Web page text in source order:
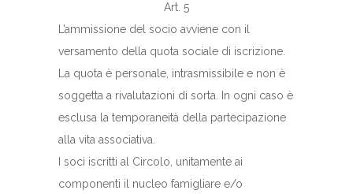
Art. 5
L’ammissione del socio avviene con il
versamento della quota sociale di iscrizione.
La quota è personale, intrasmissibile e non è
soggetta a rivalutazioni di sorta. In ogni caso è
esclusa la temporaneità della partecipazione
alla vita associativa.
I soci iscritti al Circolo, unitamente ai
componenti il nucleo famigliare e/o